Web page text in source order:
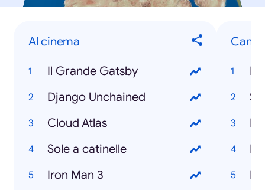
Al cinema
Il Grande Gatsby
Django Unchained
Cloud Atlas
Sole a catinelle
Iron Man 3